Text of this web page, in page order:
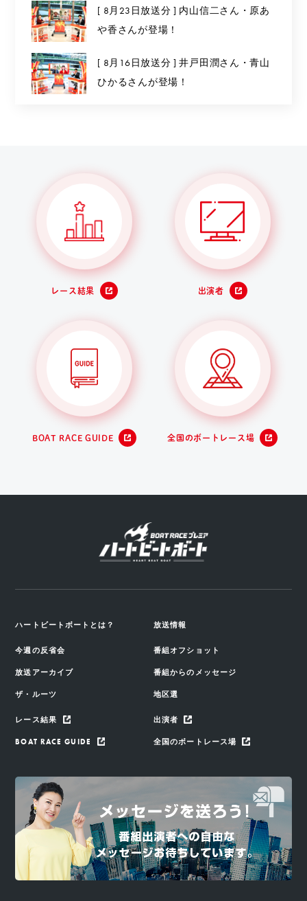
[ 8月23日放送分 ] 内山信二さん・原あ
や香さんが登場！
[ 8月16日放送分 ] 井戸田潤さん・青山
ひかるさんが登場！
レース結果 出演者
BOAT RACE GUIDE 全国のボートレース場
ハートビートボートとは？ 放送情報
今週の反省会 番組オフショット
放送アーカイブ 番組からのメッセージ
ザ・ルーツ 地区選
レース結果 出演者
BOAT RACE GUIDE 全国のボートレース場